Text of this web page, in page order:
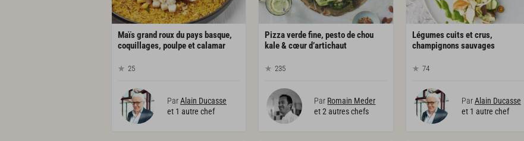
Maïs grand roux du pays basque,
coquillages, poulpe et calamar
25
ParAlain Ducasse
et 1 autre chef
Pizza verde fine, pesto de chou
kale & cœur d’artichaut
235
Par Romain Meder
et 2 autres chefs
Légumes cuits et crus,
champignons sauvages
74
ParAlain Ducasse
et 1 autre chef